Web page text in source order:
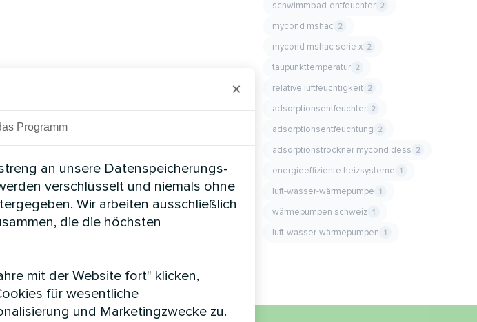
schwimmbad-entfeuchter 2
mycond mshac 2
mycond mshac serie x 2
taupunkttemperatur 2
relative luftfeuchtigkeit 2
adsorptionsentfeuchter 2
adsorptionsentfeuchtung 2
adsorptionstrockner mycond dess 2
energieeffiziente heizsysteme 1
luft-wasser-wärmepumpe 1
wärmepumpen schweiz 1
luft-wasser-wärmepumpen 1
×
Programm
an unsere Datenspeicherungs-
verschlüsselt und niemals ohne
Wir arbeiten ausschließlich
die die höchsten
mit der Website fort" klicken,
für wesentliche
und Marketingzwecke zu.